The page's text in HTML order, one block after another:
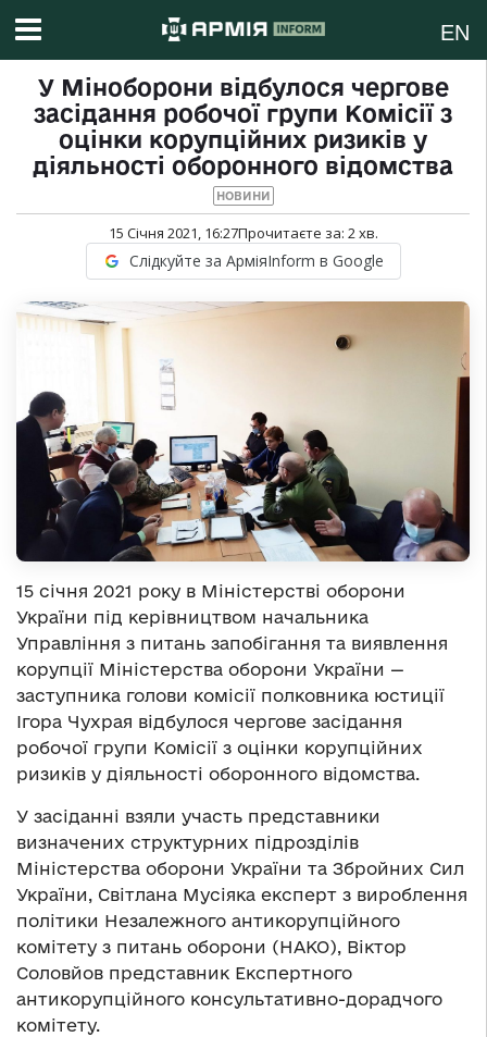
EN
У Міноборони відбулося чергове
засідання робочої групи Комісії з
оцінки корупційних ризиків у
діяльності оборонного відомства
НОВИНИ
15 Січня 2021, 16:27Прочитаєте за: 2хв.
Слідкуйте за АрміяInform в Google
15 січня 2021 року в Міністерстві оборони
України під керівництвом начальника
Управління з питань запобігання та виявлення
корупції Міністерства оборони України —
заступника голови комісії полковника юстиції
Ігора Чухрая відбулося чергове засідання
робочої групи Комісії з оцінки корупційних
ризиків у діяльності оборонного відомства.
У засіданні взяли участь представники
визначених структурних підрозділів
Міністерства оборони України та Збройних Сил
України, Світлана Мусіяка експерт з вироблення
політики Незалежного антикорупційного
комітету з питань оборони (НАКО), Віктор
Соловйов представник Експертного
антикорупційного консультативно-дорадчого
комітету.